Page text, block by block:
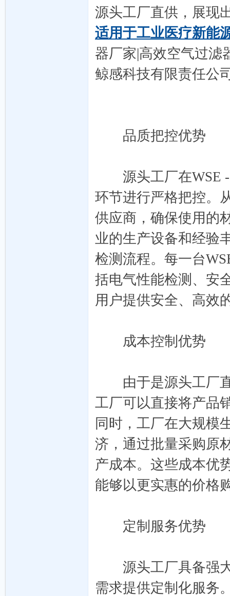
源头工厂直供，展现
适用于工业医疗新能
器厂家|高效空气过滤
鲸感科技有限责任公
品质把控优势
源头工厂在WSE -
环节进行严格把控。
供应商，确保使用的
业的生产设备和经验
检测流程。每一台
括电气性能检测、安
用户提供安全、高效
成本控制优势
由于是源头工厂直
工厂可以直接将产品
同时，工厂在大规模
济，通过批量采购原
产成本。这些成本优
能够以更实惠的价格
定制服务优势
源头工厂具备强大
需求提供定制化服务